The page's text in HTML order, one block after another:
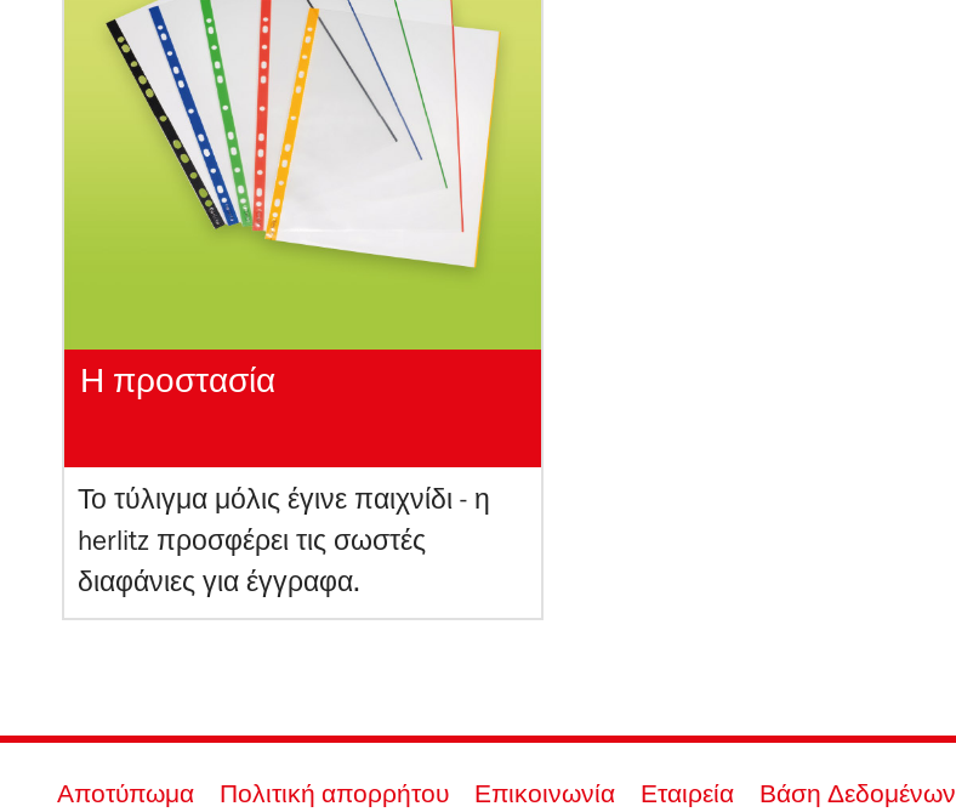
Η προστασία
Το τύλιγμα μόλις έγινε παιχνίδι - η
herlitz προσφέρει τις σωστές
διαφάνιες για έγγραφα.
Αποτύπωμα Πολιτική απορρήτου Επικοινωνία Εταιρεία Βάση Δεδομένων